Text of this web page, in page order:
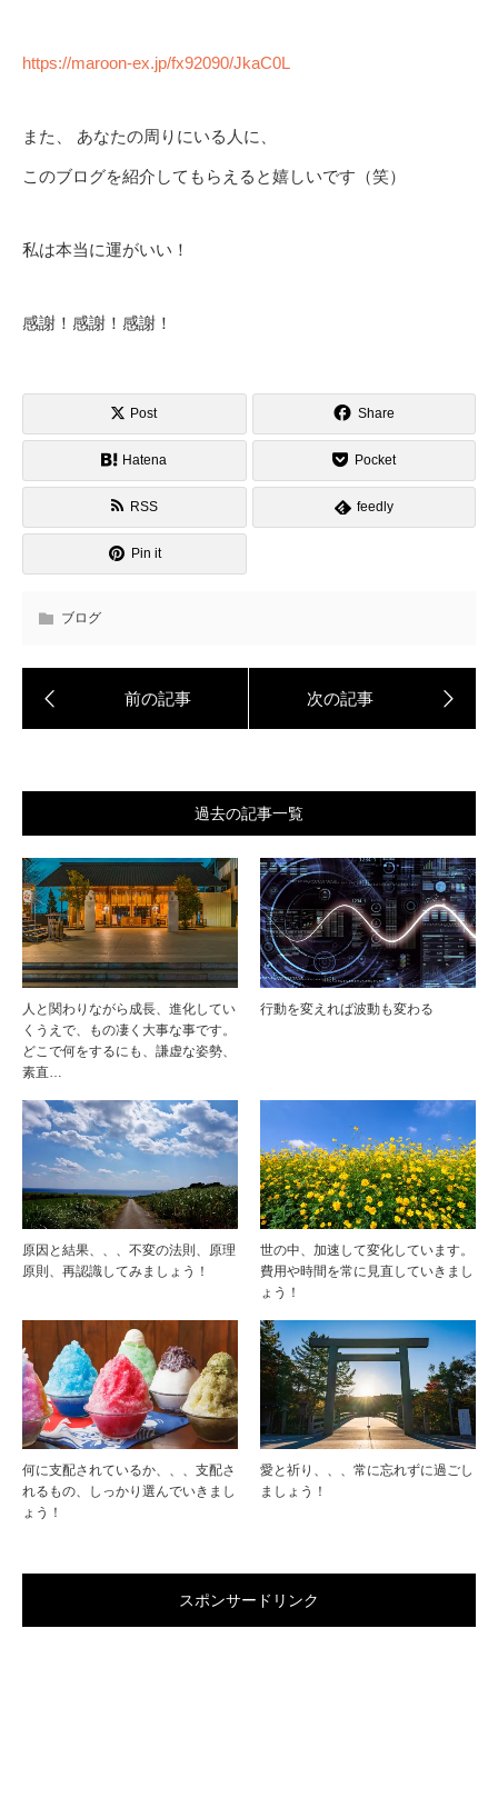
https://maroon-ex.jp/fx92090/JkaC0L
また、 あなたの周りにいる人に、
このブログを紹介してもらえると嬉しいです（笑）
私は本当に運がいい！
感謝！感謝！感謝！
Post Share
Hatena Pocket
RSS feedly
Pin it
ブログ
過去の記事一覧
人と関わりながら成長、進化してい
くうえで、もの凄く大事な事です。
どこで何をするにも、謙虚な姿勢、
素直…
行動を変えれば波動も変わる
原因と結果、、、不変の法則、原理
原則、再認識してみましょう！
世の中、加速して変化しています。
費用や時間を常に見直していきまし
ょう！
何に支配されているか、、、支配さ
れるもの、しっかり選んでいきまし
ょう！
愛と祈り、、、常に忘れずに過ごし
ましょう！
スポンサードリンク